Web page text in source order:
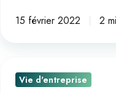
peau15 février 2022 2
Vie d'entreprise